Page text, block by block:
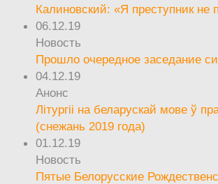
Калиновский: «Я преступник
06.12.19
Новость
Прошло очередное заседание
04.12.19
Анонс
Літургіі на беларускай мове ў
(снежань 2019 года)
01.12.19
Новость
Пятые Белорусские